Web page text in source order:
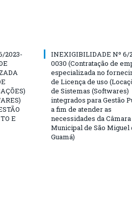
2023-
E
INEXIGIBILIDADE Nº 6/
0030 (Contratação de
especializada no
de Licença de uso
de Sistemas (Softwares)
integrados para Gestão
a fim de atender as
necessidades da Câmara
Municipal de São Miguel
Guamá)